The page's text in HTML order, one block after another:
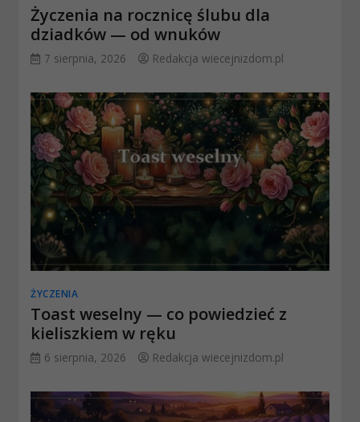
Życzenia na rocznicę ślubu dla
dziadków — od wnuków
7 sierpnia, 2026 Redakcja wiecejnizdom.pl
ŻYCZENIA
Toast weselny — co powiedzieć z
kieliszkiem w ręku
6 sierpnia, 2026 Redakcja wiecejnizdom.pl